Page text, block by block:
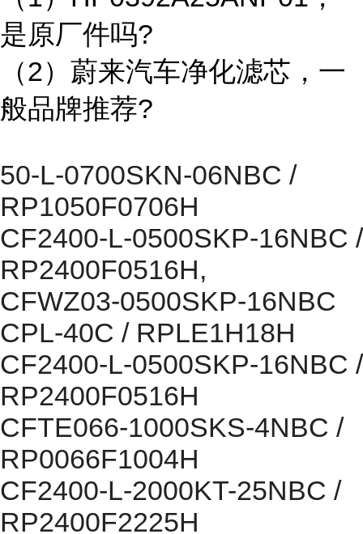
是原厂件吗?
（2）蔚来汽车净化滤芯，一
般品牌推荐?
50-L-0700SKN-06NBC /
RP1050F0706H
CF2400-L-0500SKP-16NBC /
RP2400F0516H,
CFWZ03-0500SKP-16NBC
CPL-40C / RPLE1H18H
CF2400-L-0500SKP-16NBC /
RP2400F0516H
CFTE066-1000SKS-4NBC /
RP0066F1004H
CF2400-L-2000KT-25NBC /
RP2400F2225H